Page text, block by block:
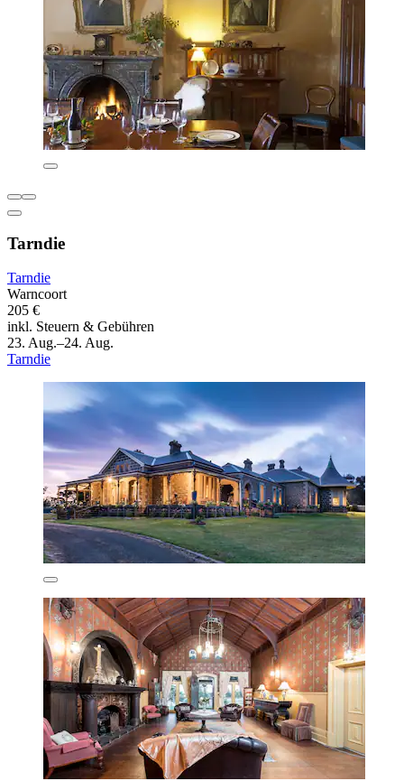
Tarndie
Tarndie
Warncoort
205 €
inkl. Steuern & Gebühren
23. Aug.–24. Aug.
Tarndie